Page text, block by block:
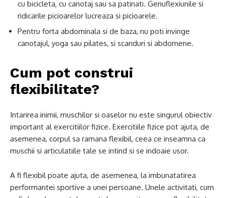
cu bicicleta, cu canotaj sau sa patinati. Genuflexiunile si
ridicarile picioarelor lucreaza si picioarele.
Pentru forta abdominala si de baza, nu poti invinge
canotajul, yoga sau pilates, si scanduri si abdomene.
Cum pot construi
flexibilitate?
Intarirea inimii, muschilor si oaselor nu este singurul obiectiv
important al exercitiilor fizice. Exercitiile fizice pot ajuta, de
asemenea, corpul sa ramana flexibil, ceea ce inseamna ca
muschii si articulatiile tale se intind si se indoaie usor.
A fi flexibil poate ajuta, de asemenea, la imbunatatirea
performantei sportive a unei persoane. Unele activitati, cum